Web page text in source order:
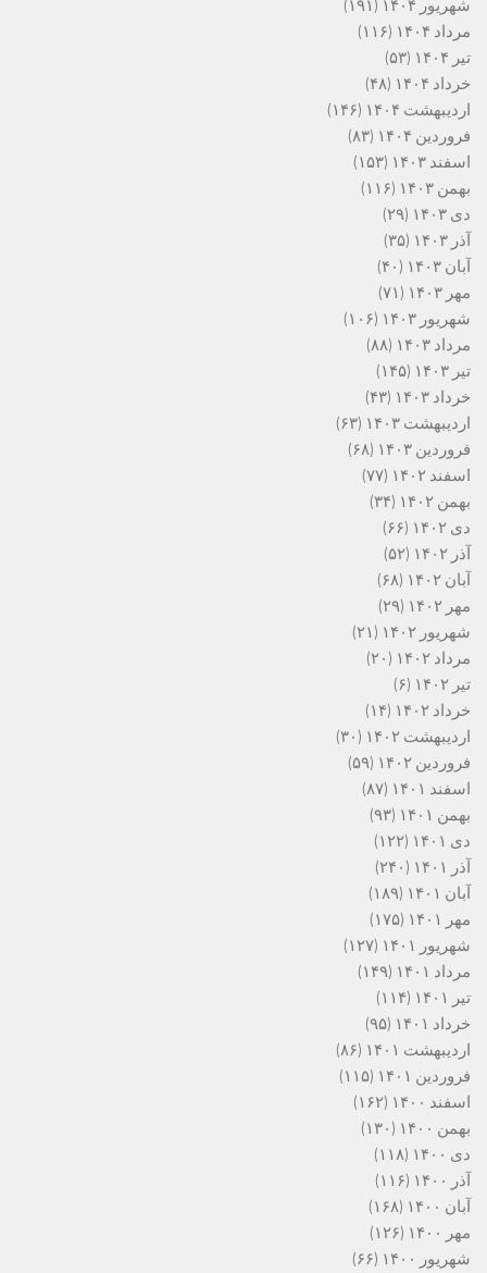
شهریور ۱۴۰۴
(۱۹۱)
مرداد ۱۴۰۴
(۱۱۶)
تیر ۱۴۰۴
(۵۳)
خرداد ۱۴۰۴
(۴۸)
اردیبهشت ۱۴۰۴
(۱۴۶)
فروردین ۱۴۰۴
(۸۳)
اسفند ۱۴۰۳
(۱۵۳)
بهمن ۱۴۰۳
(۱۱۶)
دی ۱۴۰۳
(۲۹)
آذر ۱۴۰۳
(۳۵)
آبان ۱۴۰۳
(۴۰)
مهر ۱۴۰۳
(۷۱)
شهریور ۱۴۰۳
(۱۰۶)
مرداد ۱۴۰۳
(۸۸)
تیر ۱۴۰۳
(۱۴۵)
خرداد ۱۴۰۳
(۴۳)
اردیبهشت ۱۴۰۳
(۶۳)
فروردین ۱۴۰۳
(۶۸)
اسفند ۱۴۰۲
(۷۷)
بهمن ۱۴۰۲
(۳۴)
دی ۱۴۰۲
(۶۶)
آذر ۱۴۰۲
(۵۲)
آبان ۱۴۰۲
(۶۸)
مهر ۱۴۰۲
(۲۹)
شهریور ۱۴۰۲
(۲۱)
مرداد ۱۴۰۲
(۲۰)
تیر ۱۴۰۲
(۶)
خرداد ۱۴۰۲
(۱۴)
اردیبهشت ۱۴۰۲
(۳۰)
فروردین ۱۴۰۲
(۵۹)
اسفند ۱۴۰۱
(۸۷)
بهمن ۱۴۰۱
(۹۳)
دی ۱۴۰۱
(۱۲۲)
آذر ۱۴۰۱
(۲۴۰)
آبان ۱۴۰۱
(۱۸۹)
مهر ۱۴۰۱
(۱۷۵)
شهریور ۱۴۰۱
(۱۲۷)
مرداد ۱۴۰۱
(۱۴۹)
تیر ۱۴۰۱
(۱۱۴)
خرداد ۱۴۰۱
(۹۵)
اردیبهشت ۱۴۰۱
(۸۶)
فروردین ۱۴۰۱
(۱۱۵)
اسفند ۱۴۰۰
(۱۶۲)
بهمن ۱۴۰۰
(۱۳۰)
دی ۱۴۰۰
(۱۱۸)
آذر ۱۴۰۰
(۱۱۶)
آبان ۱۴۰۰
(۱۶۸)
مهر ۱۴۰۰
(۱۲۶)
شهریور ۱۴۰۰
(۶۶)